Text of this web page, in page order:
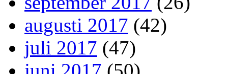
augusti 2017 (42)
juli 2017 (47)